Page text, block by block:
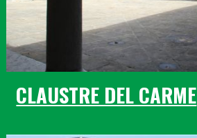
CLAUSTRE DEL CARME